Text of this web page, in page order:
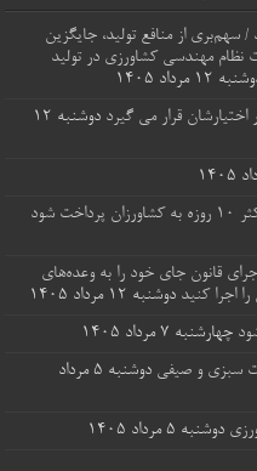
از منافع تولید، جایگزین
مهندسی کشاورزی در تولید
۱۲ مرداد ۱۴۰۵
دوشنبه ۱۲
قانون جای خود را به وعده‌های
اجرا کنید دوشنبه ۱۲ مرداد ۱۴۰۵
چهارشنبه ۷ مرداد ۱۴۰۵
سبزی و صیفی
دوشنبه ۵ مرداد
دوشنبه ۵ مرداد ۱۴۰۵